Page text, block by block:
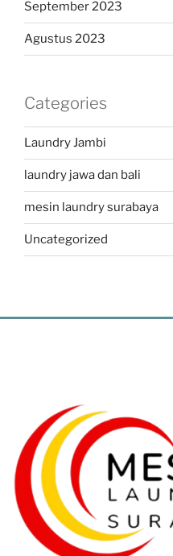
September 2023
Agustus 2023
Categories
Laundry Jambi
laundry jawa dan bali
mesin laundry surabaya
Uncategorized